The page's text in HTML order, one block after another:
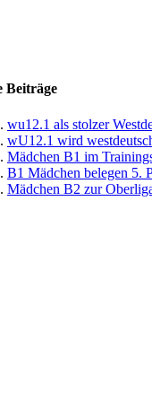
Beiträge
wu12.1 als stolzer
wU12.1 wird
Mädchen B1 im
B1 Mädchen belegen 5.
Mädchen B2 zur